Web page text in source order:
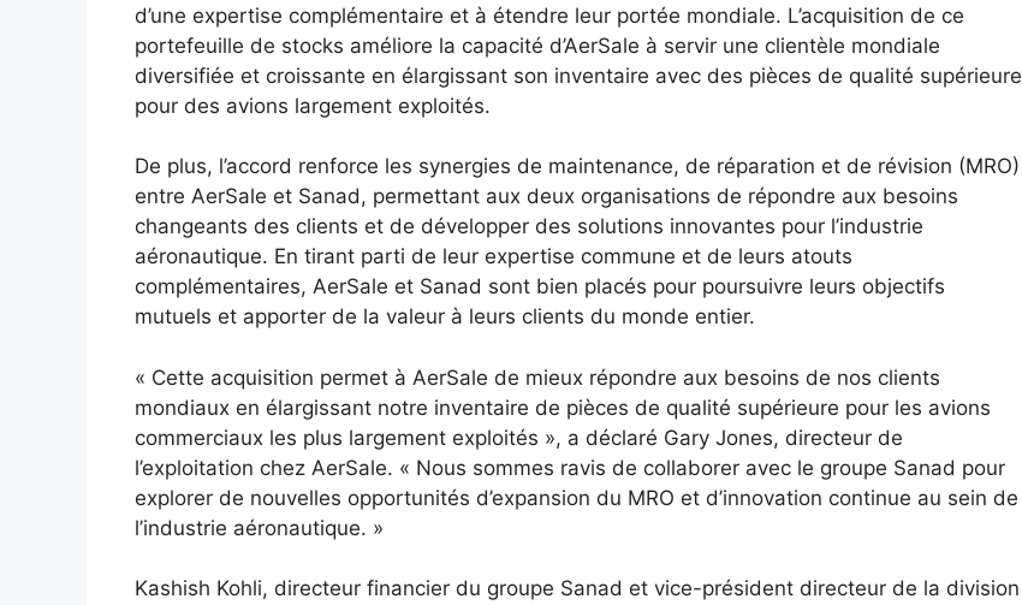
d’une expertise complémentaire et à étendre leur portée mondiale. L’acquisition de ce
portefeuille de stocks améliore la capacité d’AerSale à servir une clientèle mondiale
diversifiée et croissante en élargissant son inventaire avec des pièces de qualité supérieure
pour des avions largement exploités.
De plus, l’accord renforce les synergies de maintenance, de réparation et de révision (MRO)
entre AerSale et Sanad, permettant aux deux organisations de répondre aux besoins
changeants des clients et de développer des solutions innovantes pour l’industrie
aéronautique. En tirant parti de leur expertise commune et de leurs atouts
complémentaires, AerSale et Sanad sont bien placés pour poursuivre leurs objectifs
mutuels et apporter de la valeur à leurs clients du monde entier.
« Cette acquisition permet à AerSale de mieux répondre aux besoins de nos clients
mondiaux en élargissant notre inventaire de pièces de qualité supérieure pour les avions
commerciaux les plus largement exploités », a déclaré Gary Jones, directeur de
l’exploitation chez AerSale. « Nous sommes ravis de collaborer avec le groupe Sanad pour
explorer de nouvelles opportunités d’expansion du MRO et d’innovation continue au sein de
l’industrie aéronautique. »
Kashish Kohli, directeur financier du groupe Sanad et vice-président directeur de la division